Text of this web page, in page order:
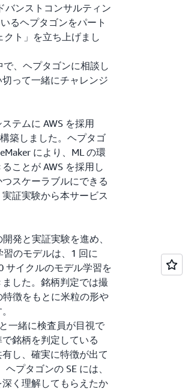
バンストコンサルティン
るヘプタゴンをパート
クト」を立ち上げまし
で、ヘプタゴンに相談し
って一緒にチャレンジ
テムに AWS を採用
築しました。ヘプタゴ
により、ML の環
ことが AWS を採用し
スケーラブルにできる
証実験から本サービス
発と実証実験を進め、
のモデルは、1 回に
サイクルのモデル学習を
した。銘柄判定では撮
徴をもとに米粒の形や
一緒に検査員が目視で
銘柄を判定している
し、確実に特徴が出て
プタゴンの SE には、
く理解してもらえたか